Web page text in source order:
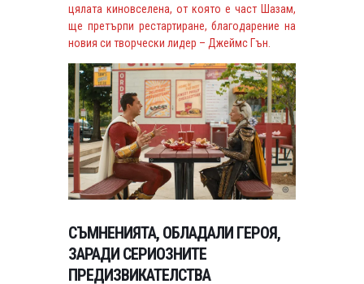
цялата киновселена, от която е част Шазам,
ще претърпи рестартиране, благодарение на
новия си творчески лидер – Джеймс Гън.
СЪМНЕНИЯТА, ОБЛАДАЛИ ГЕРОЯ,
ЗАРАДИ СЕРИОЗНИТЕ
ПРЕДИЗВИКАТЕЛСТВА